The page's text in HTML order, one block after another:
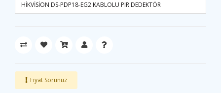
HİKVİSİON DS-PDP18-EG2 KABLOLU PIR DEDEKTÖR
Fiyat Sorunuz